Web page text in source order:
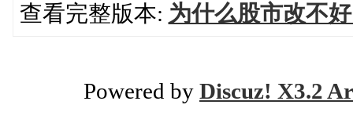
查看完整版本: 为什么股市改不
Powered by Discuz! X3.2